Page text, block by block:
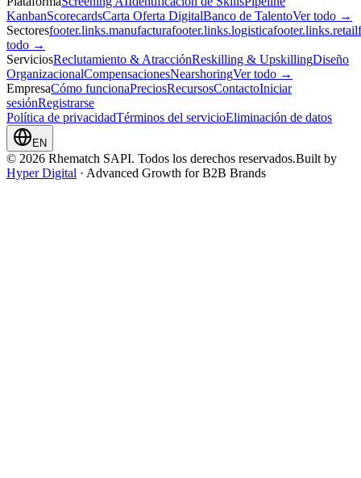
KanbanScorecardsCarta Oferta DigitalBanco de TalentoVer todo →
Sectoresfooter.links.manufacturafooter.links.logisticafooter.links.retail
todo →
ServiciosReclutamiento & AtracciónReskilling & UpskillingDiseño
OrganizacionalCompensacionesNearshoringVer todo →
EmpresaCómo funcionaPreciosRecursosContactoIniciar
sesiónRegistrarse
Política de privacidadTérminos del servicioEliminación de datos
EN
© 2026 Rhematch SAPI. Todos los derechos reservados.Built by
Hyper Digital · Advanced Growth for B2B Brands